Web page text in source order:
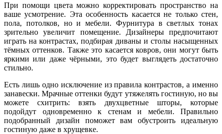
При помощи цвета можно корректировать пространство на
ваше усмотрение. Эта особенность касается не только стен,
пола, потолков, но и мебели. Фурнитура в светлых тонах
зрительно увеличит помещение. Дизайнеры предпочитают
играть на контрастах, подбирая диваны и столы насыщенных
тёмных оттенков. Также это касается ковров, они могут быть
яркими или даже чёрными, это будет выглядеть достаточно
стильно.
Есть лишь одно исключение из правила контрастов, а именно
занавески. Мрачные оттенки будут утяжелять гостиную, но вы
можете схитрить: взять двухцветные шторы, которые
подойдут одновременно к стенам и мебели. Правильно
подобранный дизайн поможет вам обустроить идеальную
гостиную даже в хрущевке.